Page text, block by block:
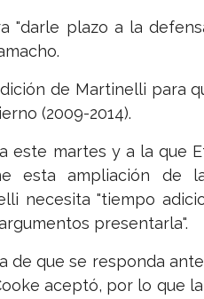
"darle plazo a la
de Martinelli para
(2009-2014).
este martes y a la que
esta ampliación de
necesita "tiempo
presentarla".
de que se responda
aceptó, por lo que